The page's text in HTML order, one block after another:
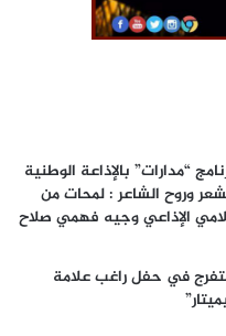
“مدارات” بالإذاعة الوطنية
وروح الشاعر : لمحات من
الإذاعي وجيه فهمي صلاح
100 ألف متفرج في حفل راغب علامة